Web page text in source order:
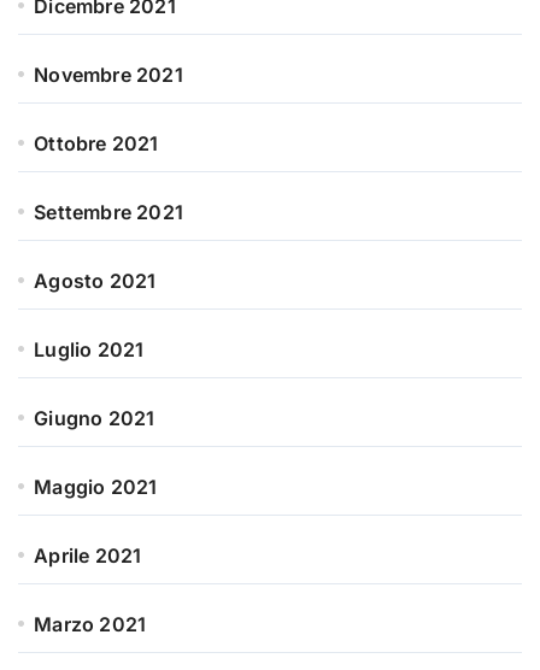
Dicembre 2021
Novembre 2021
Ottobre 2021
Settembre 2021
Agosto 2021
Luglio 2021
Giugno 2021
Maggio 2021
Aprile 2021
Marzo 2021